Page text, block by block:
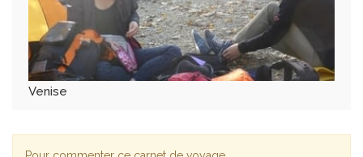
Venise